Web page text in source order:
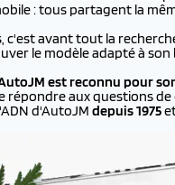
: tous partagent la
c'est avant tout la
le modèle adapté à
est reconnu pour
répondre aux questions
d'AutoJM depuis 1975